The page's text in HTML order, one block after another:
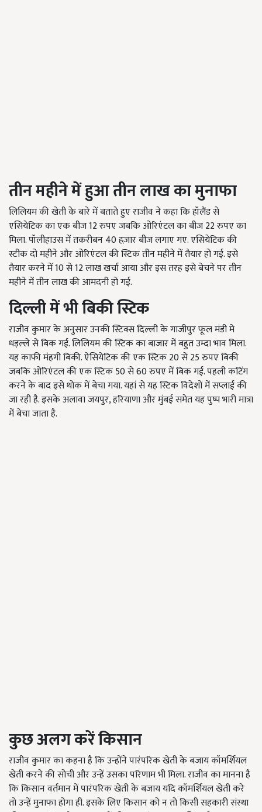
तीन महीने में हुआ तीन लाख का मुनाफा
लिलियम की खेती के बारे में बताते हुए राजीव ने कहा कि हॉलैंड से
एसियेटिक का एक बीज 12 रुपए जबकि ओरिएंटल का बीज 22 रुपए का
मिला. पॉलीहाउस में तकरीबन 40 हज़ार बीज लगाए गए. एसियेटिक की
स्टीक दो महीने और ओरिएंटल की स्टिक तीन महीने में तैयार हो गई. इसे
तैयार करने में 10 से 12 लाख खर्चा आया और इस तरह इसे बेचने पर तीन
महीने में तीन लाख की आमदनी हो गई.
दिल्ली में भी बिकी स्टिक
राजीव कुमार के अनुसार उनकी स्टिक्स दिल्ली के गाजीपुर फूल मंडी मे
धड़ल्ले से बिक गई. लिलियम की स्टिक का बाजार में बहुत उम्दा भाव मिला.
यह काफी मंहगी बिकी. ऐसियेटिक की एक स्टिक 20 से 25 रुपए बिकी
जबकि ओरिएंटल की एक स्टिक 50 से 60 रुपए में बिक गई. पहली कटिंग
करने के बाद इसे थोक में बेचा गया. यहां से यह स्टिक विदेशों में सप्लाई की
जा रही है. इसके अलावा जयपुर, हरियाणा और मुंबई समेत यह पुष्प भारी मात्रा
में बेचा जाता है.
कुछ अलग करें किसान
राजीव कुमार का कहना है कि उन्होंने पारंपरिक खेती के बजाय कॉमर्शियल
खेती करने की सोची और उन्हें उसका परिणाम भी मिला. राजीव का मानना है
कि किसान वर्तमान में पारंपरिक खेती के बजाय यदि कॉमर्शियल खेती करे
तो उन्हें मुनाफा होगा ही. इसके लिए किसान को न तो किसी सहकारी संस्था